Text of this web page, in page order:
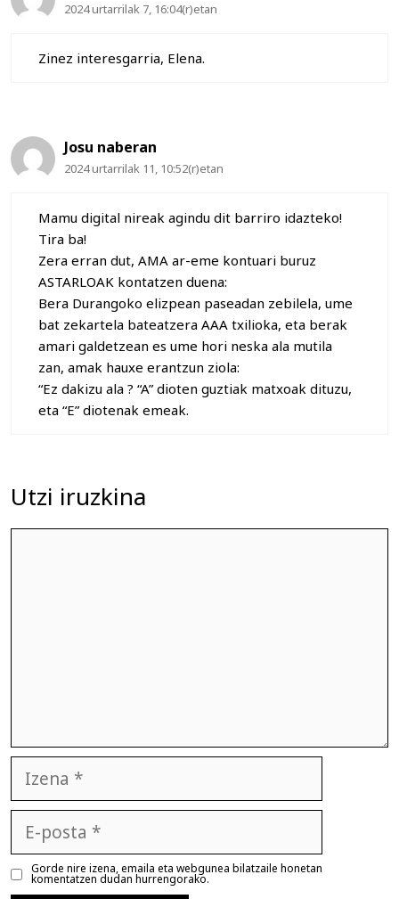
2024 urtarrilak 7, 16:04(r)etan
Zinez interesgarria, Elena.
Josu naberan
2024 urtarrilak 11, 10:52(r)etan
Mamu digital nireak agindu dit barriro idazteko!
Tira ba!
Zera erran dut, AMA ar-eme kontuari buruz
ASTARLOAK kontatzen duena:
Bera Durangoko elizpean paseadan zebilela, ume
bat zekartela bateatzera AAA txilioka, eta berak
amari galdetzean es ume hori neska ala mutila
zan, amak hauxe erantzun ziola:
“Ez dakizu ala ? “A” dioten guztiak matxoak dituzu,
eta “E” diotenak emeak.
Utzi iruzkina
posta
Gorde nire izena, emaila eta webgunea bilatzaile honetan
komentatzen dudan hurrengorako.